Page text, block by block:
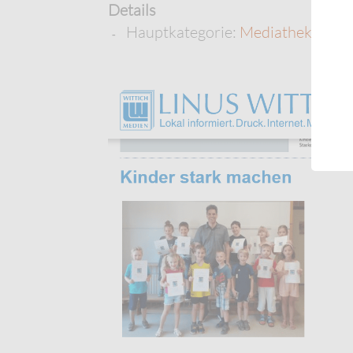
Details
Hauptkategorie: Mediathek